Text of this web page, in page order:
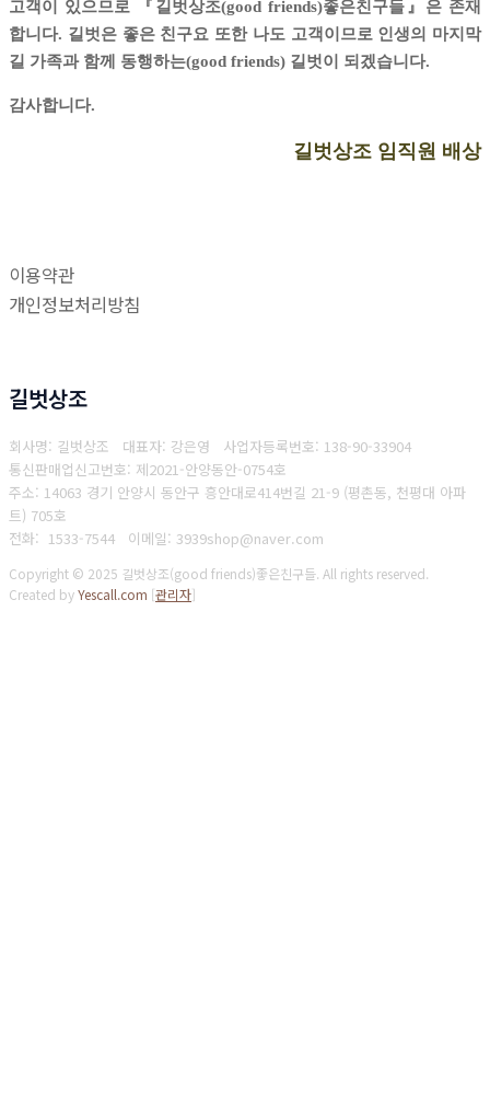
고객이 있으므로 『길벗상조(good friends)좋은친구들』은 존재
합니다. 길벗은 좋은 친구요 또한 나도 고객이므로 인생의 마지막
길 가족과 함께 동행하는(good friends) 길벗이 되겠습니다.
감사합니다.
길벗상조 임직원 배상
이용약관
개인정보처리방침
길벗상조
회사명: 길벗상조 대표자: 강은영 사업자등록번호: 138-90-33904
통신판매업신고번호: 제2021-안양동안-0754호
주소: 14063 경기 안양시 동안구 흥안대로414번길 21-9 (평촌동, 천평대 아파
트) 705호
전화: 1533-7544
이메일: 3939shop@naver.com
Copyright © 2025 길벗상조(good friends)좋은친구들. All rights reserved.
Created byYescall.com [관리자]